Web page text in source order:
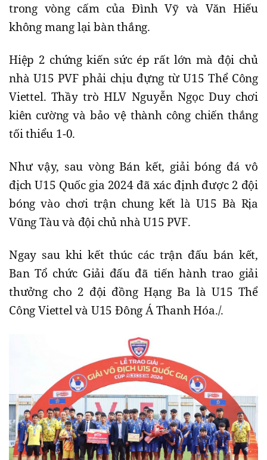
trong vòng cấm của Đình Vỹ và Văn Hiếu
không mang lại bàn thắng.
Hiệp 2 chứng kiến sức ép rất lớn mà đội chủ
nhà U15 PVF phải chịu đựng từ U15 Thể Công
Viettel. Thầy trò HLV Nguyễn Ngọc Duy chơi
kiên cường và bảo vệ thành công chiến thắng
tối thiểu 1-0.
Như vậy, sau vòng Bán kết, giải bóng đá vô
địch U15 Quốc gia 2024 đã xác định được 2 đội
bóng vào chơi trận chung kết là U15 Bà Rịa
Vũng Tàu và đội chủ nhà U15 PVF.
Ngay sau khi kết thúc các trận đấu bán kết,
Ban Tổ chức Giải đấu đã tiến hành trao giải
thưởng cho 2 đội đồng Hạng Ba là U15 Thể
Công Viettel và U15 Đông Á Thanh Hóa./.